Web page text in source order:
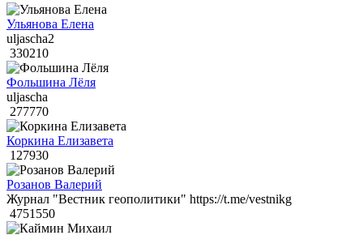
Ульянова Елена
uljascha2
330210
Фольшина Лёля
uljascha
277770
Коркина Елизавета
127930
Розанов Валерий
Журнал "Вестник геополитики" https://t.me/vestnikg
4751550